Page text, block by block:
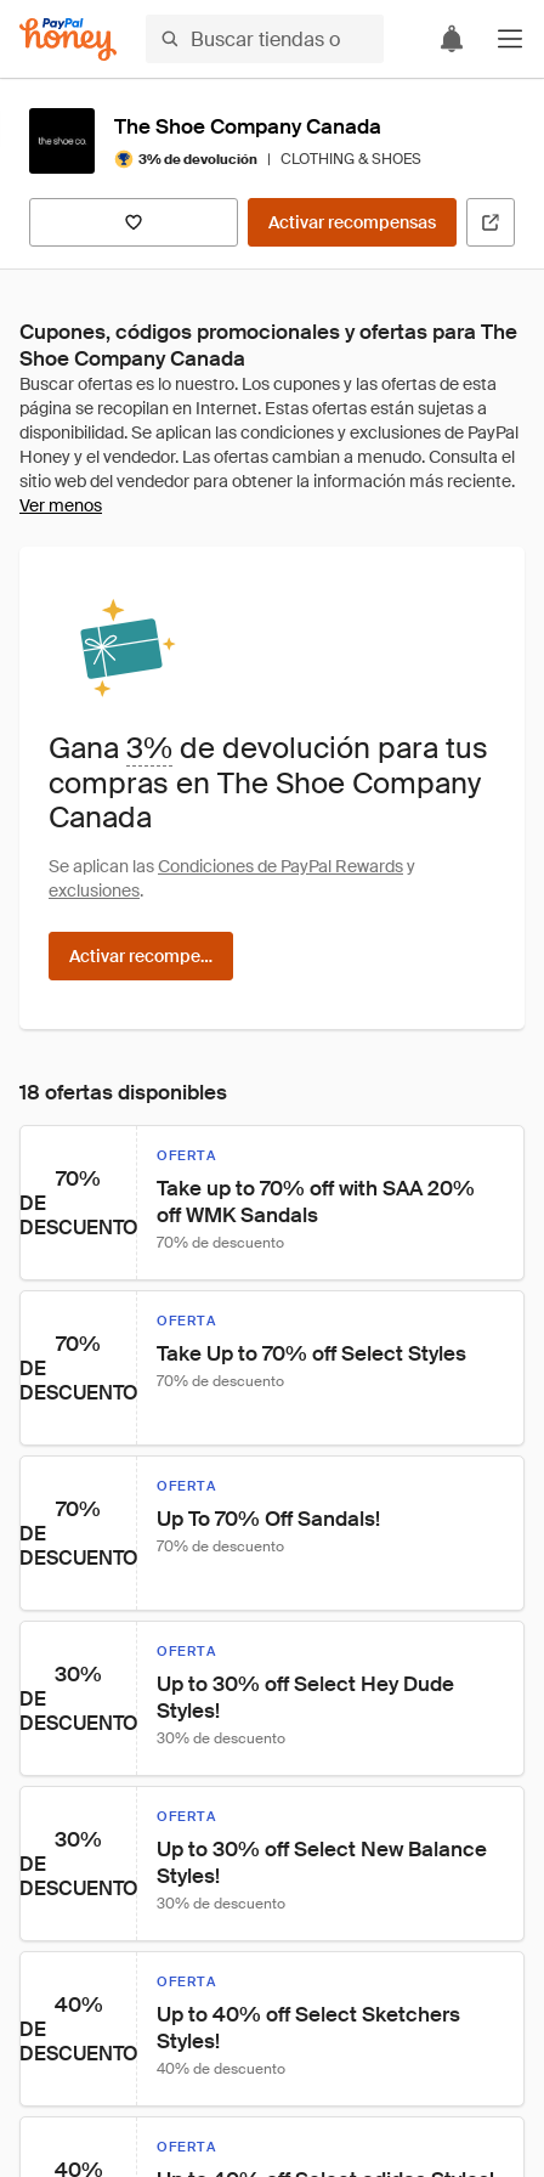
The Shoe Company Canada
3% de devolución | CLOTHING & SHOES
Activar recompensas
Cupones, códigos promocionales y ofertas para The
Shoe Company Canada
Ver menos
Gana3% de devolución para tus
compras en The Shoe Company
Canada
Se aplican lasCondiciones de PayPal Rewardsy
exclusiones.
Activar recompensas
18 ofertas disponibles
70%
DE
DESCUENTO
OFERTA
Take up to 70% off with SAA 20%
off WMK Sandals
70% de descuento
70%
DE
DESCUENTO
OFERTA
Take Up to 70% off Select Styles
70% de descuento
70%
DE
DESCUENTO
OFERTA
Up To 70% Off Sandals!
70% de descuento
30%
DE
DESCUENTO
OFERTA
Up to 30% off Select Hey Dude
Styles!
30% de descuento
30%
DE
DESCUENTO
OFERTA
Up to 30% off Select New Balance
Styles!
30% de descuento
40%
DE
DESCUENTO
OFERTA
Up to 40% off Select Sketchers
Styles!
40% de descuento
40%
OFERTA